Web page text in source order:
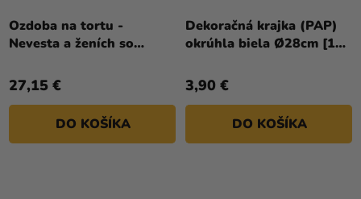
Ozdoba na tortu -
Nevesta a ženích so
27,15 €
DO KOŠÍKA
Dekoračná krajka (PAP)
okrúhla biela Ø28cm [100
3,90 €
DO KOŠÍKA